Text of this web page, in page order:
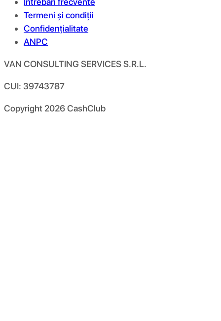
Termeni și condiții
Confidențialitate
ANPC
VAN CONSULTING SERVICES S.R.L.
CUI: 39743787
Copyright 2026CashClub